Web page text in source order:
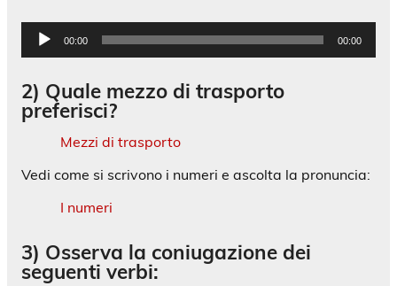
Audio
Player
00:00 00:00
2) Quale mezzo di trasporto
preferisci?
Mezzi di trasporto
Vedi come si scrivono i numeri e ascolta la pronuncia:
I numeri
3) Osserva la coniugazione dei
seguenti verbi: